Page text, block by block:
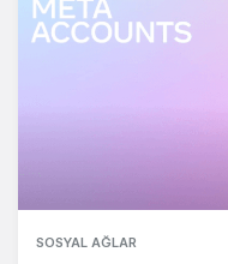
SOSYAL AĞLAR